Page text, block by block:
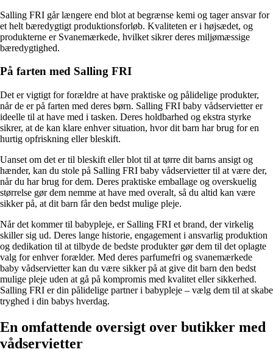
Salling FRI går længere end blot at begrænse kemi og tager ansvar for
et helt bæredygtigt produktionsforløb. Kvaliteten er i højsædet, og
produkterne er Svanemærkede, hvilket sikrer deres miljømæssige
bæredygtighed.
På farten med Salling FRI
Det er vigtigt for forældre at have praktiske og pålidelige produkter,
når de er på farten med deres børn. Salling FRI baby vådservietter er
ideelle til at have med i tasken. Deres holdbarhed og ekstra styrke
sikrer, at de kan klare enhver situation, hvor dit barn har brug for en
hurtig opfriskning eller bleskift.
Uanset om det er til bleskift eller blot til at tørre dit barns ansigt og
hænder, kan du stole på Salling FRI baby vådservietter til at være der,
når du har brug for dem. Deres praktiske emballage og overskuelig
størrelse gør dem nemme at have med overalt, så du altid kan være
sikker på, at dit barn får den bedst mulige pleje.
Når det kommer til babypleje, er Salling FRI et brand, der virkelig
skiller sig ud. Deres lange historie, engagement i ansvarlig produktion
og dedikation til at tilbyde de bedste produkter gør dem til det oplagte
valg for enhver forælder. Med deres parfumefri og svanemærkede
baby vådservietter kan du være sikker på at give dit barn den bedst
mulige pleje uden at gå på kompromis med kvalitet eller sikkerhed.
Salling FRI er din pålidelige partner i babypleje – vælg dem til at skabe
tryghed i din babys hverdag.
En omfattende oversigt over butikker med
vådservietter